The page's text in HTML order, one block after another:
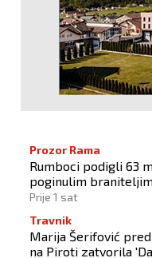
Prozor Rama
Rumboci podigli 63
poginulim
Prije 1 sat
Travnik
Marija Šerifović
na Piroti zatvorila